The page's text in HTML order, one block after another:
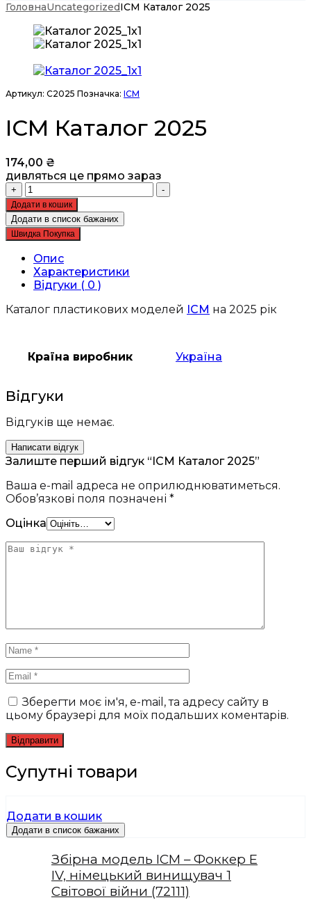
ГоловнаUncategorizedICM Каталог 2025
Артикул: C2025 Позначка: ICM
ICM Каталог 2025
174,00 ₴
дивляться це прямо зараз
+
ICM
Каталог
2025
кількість
-
Додати в кошик
Додати в список бажаних
Швидка Покупка
Опис
Характеристики
Відгуки ( 0 )
Каталог пластикових моделей ICM на 2025 рік
Країна виробник Україна
Відгуки
Відгуків ще немає.
Написати відгук
Залиште перший відгук “ICM Каталог 2025”
Ваша e-mail адреса не оприлюднюватиметься.
Обов’язкові поля позначені *
Оцінка
Зберегти моє ім'я, e-mail, та адресу сайту в
цьому браузері для моїх подальших коментарів.
Супутні товари
Додати в кошик
Додати в список бажаних
Збірна модель ICM – Фоккер Е
IV, німецький винищувач 1
Світової війни (72111)